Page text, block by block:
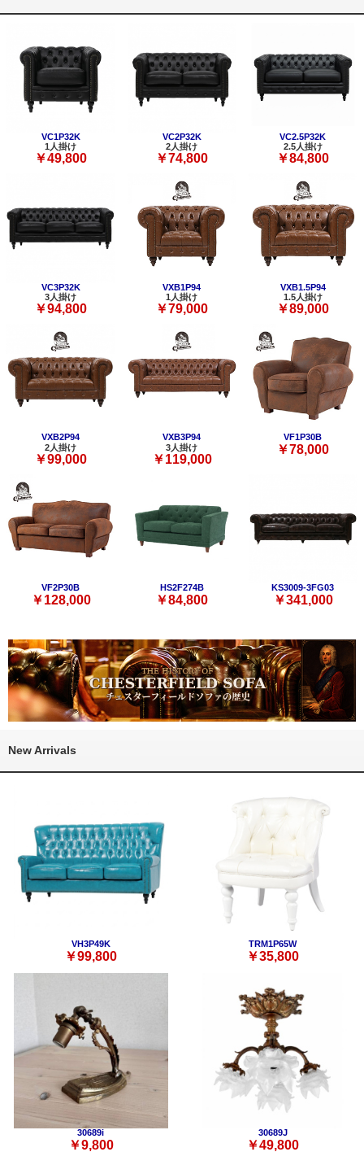
VC1P32K
1人掛け
￥49,800
VC2P32K
2人掛け
￥74,800
VC2.5P32K
2.5人掛け
￥84,800
VC3P32K
3人掛け
￥94,800
VXB1P94
1人掛け
￥79,000
VXB1.5P94
1.5人掛け
￥89,000
VXB2P94
2人掛け
￥99,000
VXB3P94
3人掛け
￥119,000
VF1P30B
￥78,000
VF2P30B
￥128,000
HS2F274B
￥84,800
KS3009-3FG03
￥341,000
New Arrivals
VH3P49K
￥99,800
TRM1P65W
￥35,800
30689i
￥9,800
30689J
￥49,800